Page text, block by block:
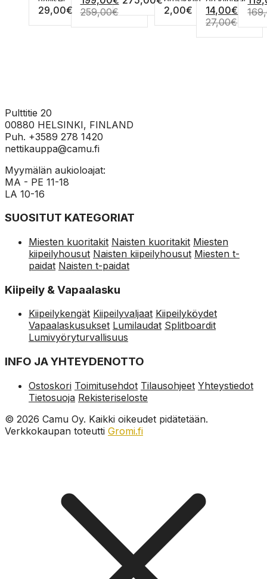
tehdä
tikkaat. 4
29,00€
valinnat
tuotteen
sivulla.
259,00€
sivulla.
tehdä
Halkais...
2,00€
tehdä
valinnat
tuotteen
sivulla.
porti...
14,00€
27,00€
Pulttitie 20
00880 HELSINKI, FINLAND
Puh. +3589 278 1420
nettikauppa@camu.fi
Myymälän aukioloajat:
MA - PE 11-18
LA 10-16
SUOSITUT KATEGORIAT
Miesten kuoritakit Naisten kuoritakit Miesten
kiipeilyhousut Naisten kiipeilyhousut Miesten t-
paidat Naisten t-paidat
Kiipeily & Vapaalasku
Kiipeilykengät Kiipeilyvaljaat Kiipeilyköydet
Vapaalaskusukset Lumilaudat Splitboardit
Lumivyöryturvallisuus
INFO JA YHTEYDENOTTO
Ostoskori Toimitusehdot Tilausohjeet Yhteystiedot
Tietosuoja Rekisteriseloste
© 2026 Camu Oy. Kaikki oikeudet pidätetään.
Verkkokaupan toteutti Gromi.fi